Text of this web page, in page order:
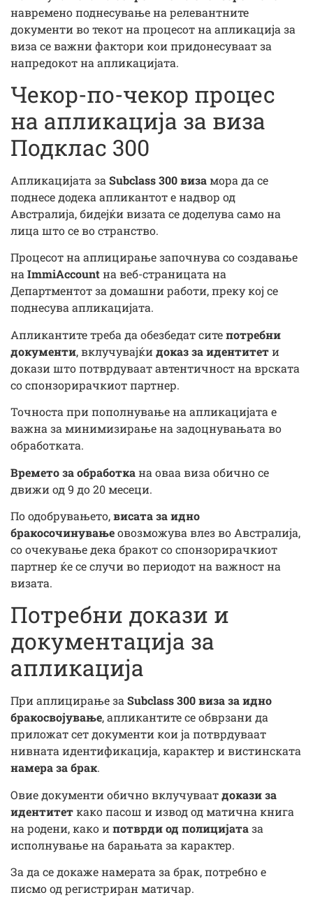
навремено поднесување на релевантните
документи во текот на процесот на апликација за
виза се важни фактори кои придонесуваат за
напредокот на апликацијата.
Чекор-по-чекор процес
на апликација за виза
Подклас 300
Апликацијата за Subclass 300 визамора да се
поднесе додека апликантот е надвор од
Австралија, бидејќи визата се доделува само на
лица што се во странство.
Процесот на аплицирање започнува со создавање
наImmiAccountна веб-страницата на
Департментот за домашни работи, преку кој се
поднесува апликацијата.
Апликантите треба да обезбедат ситепотребни
документи, вклучувајќи доказ за идентитети
докази што потврдуваат автентичност на врската
со спонзорирачкиот партнер.
Точноста при пополнување на апликацијата е
важна за минимизирање на задоцнувањата во
обработката.
Времето за обработкана оваа виза обично се
движи од 9 до 20 месеци.
По одобрувањето,висата за идно
бракосочинувањеовозможува влез во Австралија,
со очекување дека бракот со спонзорирачкиот
партнер ќе се случи во периодот на важност на
визата.
Потребни докази и
документација за
апликација
При аплицирање заSubclass 300 виза за идно
бракосвојување, апликантите се обврзани да
приложат сет документи кои ја потврдуваат
нивната идентификација, карактер и вистинската
намерa за брак.
Овие документи обично вклучуваатдокази за
идентитеткако пасош и извод од матична книга
на родени, како и потврди од полицијатаза
исполнување на барањата за карактер.
За да се докаже намерaта за брак, потребно е
писмо од регистриран матичар.